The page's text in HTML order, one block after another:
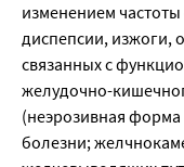
изменением
диспепсии, изжоги,
связанных с
желудочно-
(неэрозивная
болезни;